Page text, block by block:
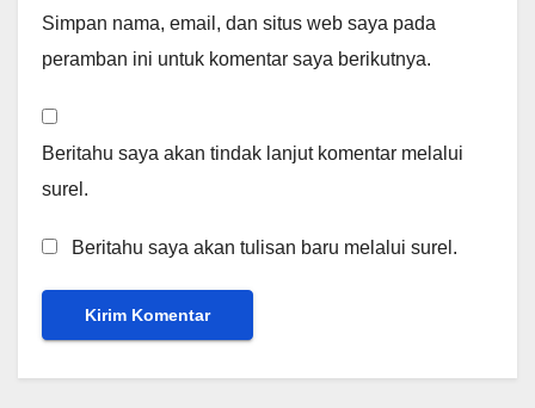
Simpan nama, email, dan situs web saya pada
peramban ini untuk komentar saya berikutnya.
Beritahu saya akan tindak lanjut komentar melalui
surel.
Beritahu saya akan tulisan baru melalui surel.